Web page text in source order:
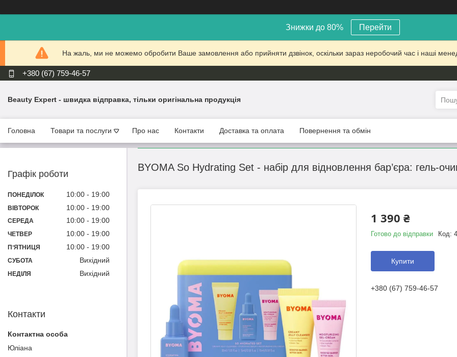
Знижки до 80% Перейти
На жаль, ми не можемо обробити Ваше замовлення або прийняти дзвінок, оскільки зараз неробочий час і наші
+380 (67) 759-46-57
Beauty Expert - швидка відправка, тільки оригінальна продукція
Головна Товари та послуги Про нас Контакти Доставка та оплата Повернення та обмін
BYOMA So Hydrating Set - набір для відновлення бар’єра: гель-
1 390 ₴
Готово до відправки Код:
Купити
+380 (67) 759-46-57
Графік роботи
ПОНЕДІЛОК 10:00 19:00
ВІВТОРОК 10:00 19:00
СЕРЕДА 10:00 19:00
ЧЕТВЕР 10:00 19:00
ПʼЯТНИЦЯ 10:00 19:00
СУБОТА Вихідний
НЕДІЛЯ Вихідний
Контакти
Юліана